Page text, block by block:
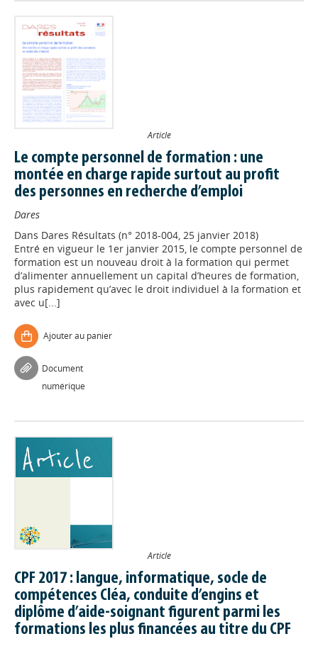
Article
Le compte personnel de formation : une
montée en charge rapide surtout au profit
des personnes en recherche d’emploi
Dares
Dans Dares Résultats (n° 2018-004, 25 janvier 2018)
Entré en vigueur le 1er janvier 2015, le compte personnel de
formation est un nouveau droit à la formation qui permet
d’alimenter annuellement un capital d’heures de formation,
plus rapidement qu’avec le droit individuel à la formation et
avec u[...]
Ajouter au panier
Document
numérique
Article
CPF 2017 : langue, informatique, socle de
compétences Cléa, conduite d’engins et
diplôme d’aide-soignant figurent parmi les
formations les plus financées au titre du CPF